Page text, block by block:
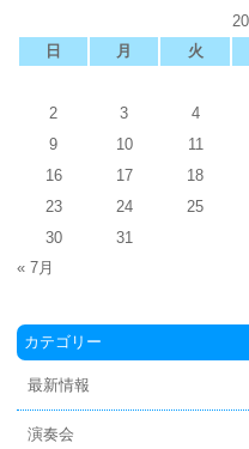
日
月 火
2
3 4
9
10 11
16
17 18
23
24 25
30
31
« 7月
カテゴリー
最新情報
演奏会